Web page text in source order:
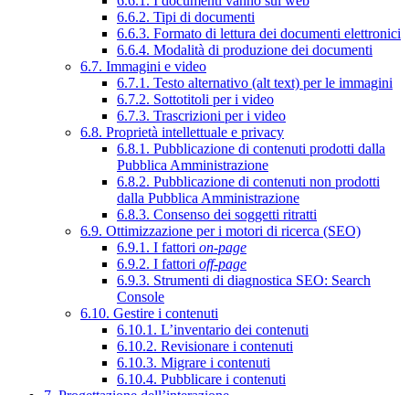
6.6.2. Tipi di documenti
6.6.3. Formato di lettura dei documenti elettronici
6.6.4. Modalità di produzione dei documenti
6.7. Immagini e video
6.7.1. Testo alternativo (alt text) per le immagini
6.7.2. Sottotitoli per i video
6.7.3. Trascrizioni per i video
6.8. Proprietà intellettuale e privacy
6.8.1. Pubblicazione di contenuti prodotti dalla
Pubblica Amministrazione
6.8.2. Pubblicazione di contenuti non prodotti
dalla Pubblica Amministrazione
6.8.3. Consenso dei soggetti ritratti
6.9. Ottimizzazione per i motori di ricerca (SEO)
6.9.1. I fattori on-page
6.9.2. I fattori off-page
6.9.3. Strumenti di diagnostica SEO: Search
Console
6.10. Gestire i contenuti
6.10.1. L’inventario dei contenuti
6.10.2. Revisionare i contenuti
6.10.3. Migrare i contenuti
6.10.4. Pubblicare i contenuti